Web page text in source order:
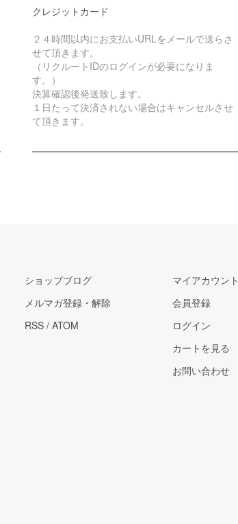
クレジットカード
２４時間以内にお支払いURLをメールで送らさ
せて頂きます。
（リクルートIDのログインが必要になりま
す。）
決算確認後発送致します。
１日たって決済されない場合はキャンセルさせ
て頂きます。
ショップブログ
メルマガ登録・解除
RSS / ATOM
マイアカウント
会員登録
ログイン
カートを見る
お問い合わせ